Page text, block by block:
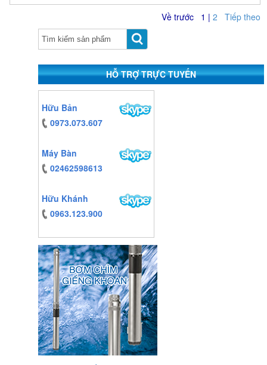
Về trước 1 | 2 Tiếp theo
HỖ TRỢ TRỰC TUYẾN
endrolex.com/13
Hữu Bản
0973.073.607
Máy Bàn
02462598613
Hữu Khánh
0963.123.900
https:/www.high-
endrolex.com/13